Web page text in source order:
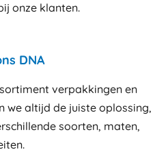
onze klanten
DNA
verpakkingen en
we altijd de juiste oplossing,
soorten, maten,